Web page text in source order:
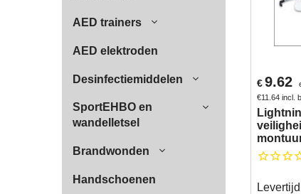
AED trainers
AED elektroden
Desinfectiemiddelen
SportEHBO en
wandelletsel
Brandwonden
Handschoenen
€9.62
€11.64 incl.